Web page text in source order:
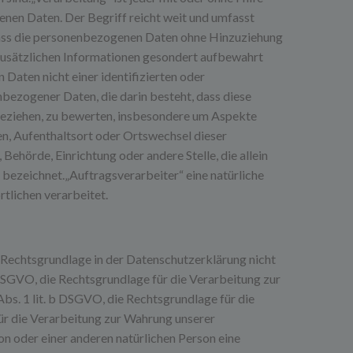
Daten. Der Begriff reicht weit und umfasst
die personenbezogenen Daten ohne Hinzuziehung
Informationen gesondert aufbewahrt
Daten nicht einer identifizierten oder
Daten, die darin besteht, dass diese
zu bewerten, insbesondere um Aspekte
Aufenthaltsort oder Ortswechsel dieser
Einrichtung oder andere Stelle, die allein
eine natürliche
verarbeitet.
in der Datenschutzerklärung nicht
die Rechtsgrundlage für die Verarbeitung zur
1 lit. b DSGVO, die Rechtsgrundlage für die
die Verarbeitung zur Wahrung unserer
oder einer anderen natürlichen Person eine